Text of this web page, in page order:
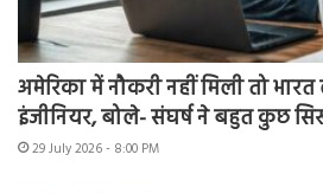
अमेरिका में नौकरी नहीं मिली तो
इंजीनियर, बोले- संघर्ष ने बहुत कुछ
29 July 2026 - 8:00 PM